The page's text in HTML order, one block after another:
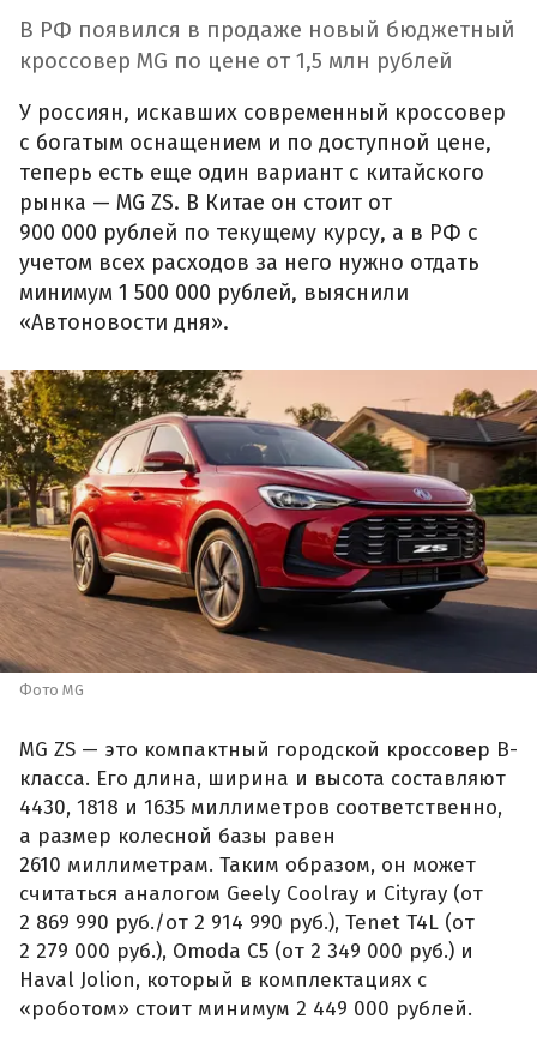
В РФ появился в продаже новый бюджетный
кроссовер MG по цене от 1,5 млн рублей
У россиян, искавших современный кроссовер
с богатым оснащением и по доступной цене,
теперь есть еще один вариант с китайского
рынка — MG ZS. В Китае он стоит от
900 000 рублей по текущему курсу, а в РФ с
учетом всех расходов за него нужно отдать
минимум 1 500 000 рублей, выяснили
«Автоновости дня».
Фото MG
MG ZS — это компактный городской кроссовер B-
класса. Его длина, ширина и высота составляют
4430, 1818 и 1635 миллиметров соответственно,
а размер колесной базы равен
2610 миллиметрам. Таким образом, он может
считаться аналогом Geely Coolray и Cityray (от
2 869 990 руб./от 2 914 990 руб.), Tenet T4L (от
2 279 000 руб.), Omoda C5 (от 2 349 000 руб.) и
Haval Jolion, который в комплектациях с
«роботом» стоит минимум 2 449 000 рублей.